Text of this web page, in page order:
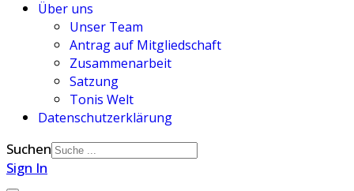
Über uns
Unser Team
Antrag auf Mitgliedschaft
Zusammenarbeit
Satzung
Tonis Welt
Datenschutzerklärung
Suchen
Sign In